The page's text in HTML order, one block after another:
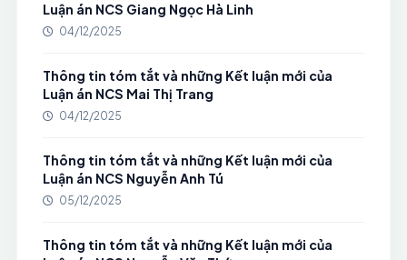
Luận án NCS Giang Ngọc Hà Linh
04/12/2025
Thông tin tóm tắt và những Kết luận mới của
Luận án NCS Mai Thị Trang
04/12/2025
Thông tin tóm tắt và những Kết luận mới của
Luận án NCS Nguyễn Anh Tú
05/12/2025
Thông tin tóm tắt và những Kết luận mới của